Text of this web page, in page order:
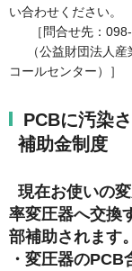
い合わせください。
［問合せ先：
（公益財団法人産
コールセンター）］
PCBに汚染
補助金制度
現在お使いの
率変圧器へ交換
部補助されます。
・変圧器の